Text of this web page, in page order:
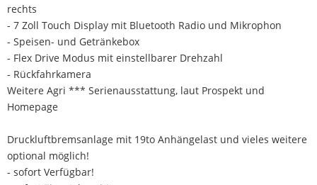
rechts
- 7 Zoll Touch Display mit Bluetooth Radio und Mikrophon
- Speisen- und Getränkebox
- Flex Drive Modus mit einstellbarer Drehzahl
- Rückfahrkamera
Weitere Agri *** Serienausstattung, laut Prospekt und
Homepage
Druckluftbremsanlage mit 19to Anhängelast und vieles weitere
optional möglich!
- sofort Verfügbar!